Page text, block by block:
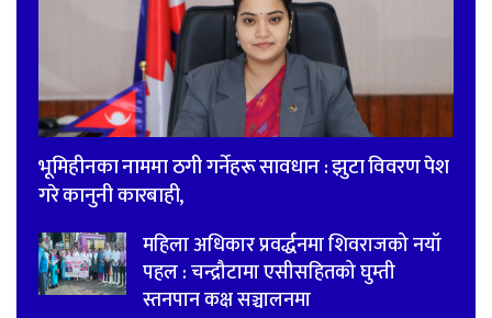
भूमिहीनका नाममा ठगी गर्नेहरू सावधान : झुटा विवरण पेश
गरे कानुनी कारबाही,
महिला अधिकार प्रवर्द्धनमा शिवराजको नयाँ
पहल : चन्द्रौटामा एसीसहितको घुम्ती
स्तनपान कक्ष सञ्चालनमा